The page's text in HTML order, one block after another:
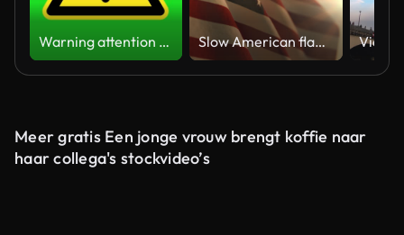
Warning attention yellow hazard message street sign 4k green screen caution animation Slow American flag at sunset during Memorial Day in the United States
Meer gratis Een jonge vrouw brengt koffie naar
haar collega's stockvideo’s